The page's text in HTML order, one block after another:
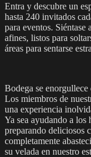
Entra y descubre un
hasta 240 invitados
para eventos.
afines, listos para
áreas para sentarse
Bodega se
Los miembros de
una experiencia
Ya sea ayudando a los
preparando deliciosos
completamente
su velada en nuestro